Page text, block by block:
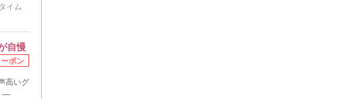
イム
自慢
ポン
高いグ
―